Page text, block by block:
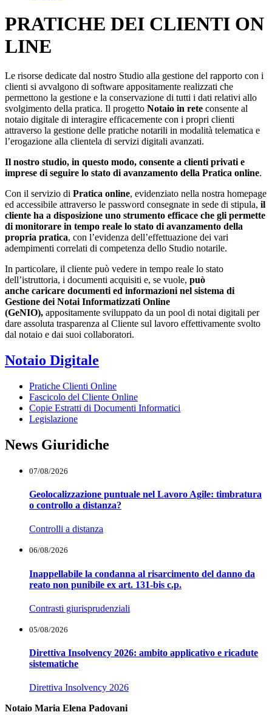
PRATICHE DEI CLIENTI ON
LINE
Le risorse dedicate dal nostro Studio alla gestione del rapporto con i
clienti si avvalgono di software appositamente realizzati che
permettono la gestione e la conservazione di tutti i dati relativi allo
svolgimento della pratica. Il progetto Notaio in rete consente al
notaio digitale di interagire efficacemente con i propri clienti
attraverso la gestione delle pratiche notarili in modalità telematica e
l’erogazione alla clientela di servizi digitali avanzati.
Il nostro studio, in questo modo, consente a clienti privati e
imprese di seguire lo stato di avanzamento della Pratica online.
Con il servizio di Pratica online, evidenziato nella nostra homepage
ed accessibile attraverso le password consegnate in sede di stipula, il
cliente ha a disposizione uno strumento efficace che gli permette
di monitorare in tempo reale lo stato di avanzamento della
propria pratica, con l’evidenza dell’effettuazione dei vari
adempimenti correlati di competenza dello Studio notarile.
In particolare, il cliente può vedere in tempo reale lo stato
dell’istruttoria, i documenti acquisiti e, se vuole, può
anche caricare documenti ed informazioni nel sistema di
Gestione dei Notai Informatizzati Online
(GeNIO), appositamente sviluppato da un pool di notai digitali per
dare assoluta trasparenza al Cliente sul lavoro effettivamente svolto
dal notaio e dai suoi collaboratori.
Notaio Digitale
Pratiche Clienti Online
Fascicolo del Cliente Online
Copie Estratti di Documenti Informatici
Legislazione
News Giuridiche
07/08/2026
Geolocalizzazione puntuale nel Lavoro Agile: timbratura
o controllo a distanza?
Controlli a distanza
06/08/2026
Inappellabile la condanna al risarcimento del danno da
reato non punibile ex art. 131-bis c.p.
Contrasti giurisprudenziali
05/08/2026
Direttiva Insolvency 2026: ambito applicativo e ricadute
sistematiche
Direttiva Insolvency 2026
Notaio Maria Elena Padovani